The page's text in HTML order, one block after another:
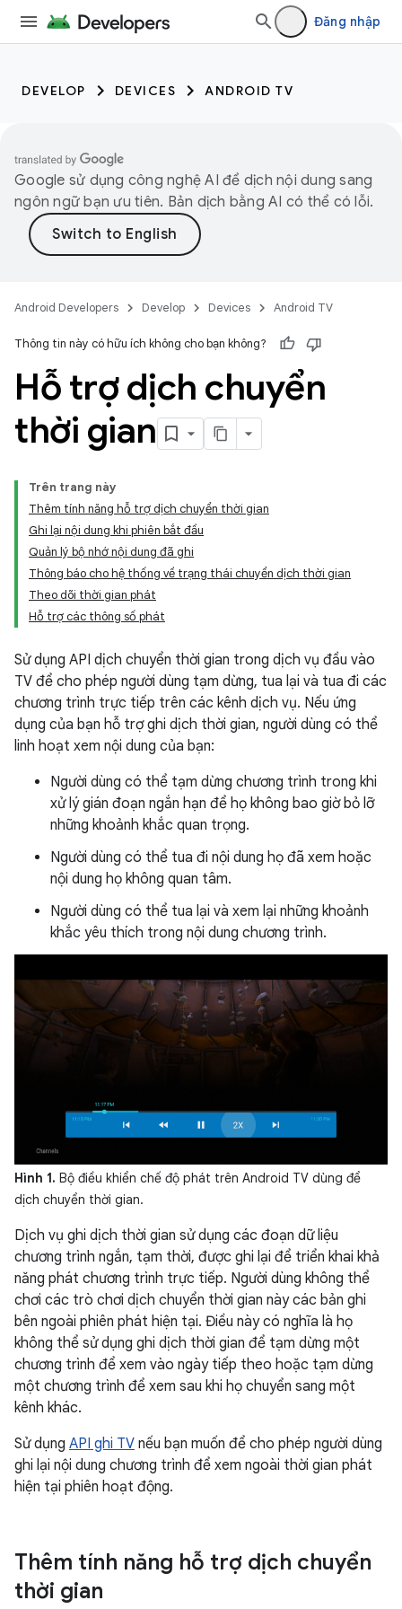
Đăng nhập
DEVELOP DEVICES ANDROID TV
Google sử dụng công nghệ AI để dịch nội dung sang
ngôn ngữ bạn ưu tiên. Bản dịch bằng AI có thể có lỗi.
Android Developers Develop Devices Android TV
Thông tin này có hữu ích không cho bạn không?
Hỗ trợ dịch chuyển
thời gian
Trên trang này
Thêm tính năng hỗ trợ dịch chuyển thời gian
Ghi lại nội dung khi phiên bắt đầu
Quản lý bộ nhớ nội dung đã ghi
Thông báo cho hệ thống về trạng thái chuyển dịch thời gian
Theo dõi thời gian phát
Hỗ trợ các thông số phát
Sử dụng API dịch chuyển thời gian trong dịch vụ đầu vào
TV để cho phép người dùng tạm dừng, tua lại và tua đi các
chương trình trực tiếp trên các kênh dịch vụ. Nếu ứng
dụng của bạn hỗ trợ ghi dịch thời gian, người dùng có thể
linh hoạt xem nội dung của bạn:
Người dùng có thể tạm dừng chương trình trong khi
xử lý gián đoạn ngắn hạn để họ không bao giờ bỏ lỡ
những khoảnh khắc quan trọng.
Người dùng có thể tua đi nội dung họ đã xem hoặc
nội dung họ không quan tâm.
Người dùng có thể tua lại và xem lại những khoảnh
khắc yêu thích trong nội dung chương trình.
Hình 1. Bộ điều khiển chế độ phát trên Android TV dùng để
dịch chuyển thời gian.
Dịch vụ ghi dịch thời gian sử dụng các đoạn dữ liệu
chương trình ngắn, tạm thời, được ghi lại để triển khai khả
năng phát chương trình trực tiếp. Người dùng không thể
chơi các trò chơi dịch chuyển thời gian này các bản ghi
bên ngoài phiên phát hiện tại. Điều này có nghĩa là họ
không thể sử dụng ghi dịch thời gian để tạm dừng một
chương trình để xem vào ngày tiếp theo hoặc tạm dừng
một chương trình để xem sau khi họ chuyển sang một
kênh khác.
Sử dụng API ghi TV nếu bạn muốn để cho phép người dùng
ghi lại nội dung chương trình để xem ngoài thời gian phát
hiện tại phiên hoạt động.
Thêm tính năng hỗ trợ dịch chuyển
thời gian